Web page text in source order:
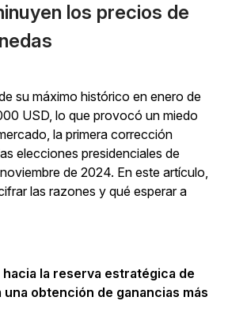
los precios de
su máximo histórico en enero de
USD, lo que provocó un miedo
la primera corrección
elecciones presidenciales de
de 2024. En este artículo,
las razones y qué esperar a
la reserva estratégica de
obtención de ganancias más